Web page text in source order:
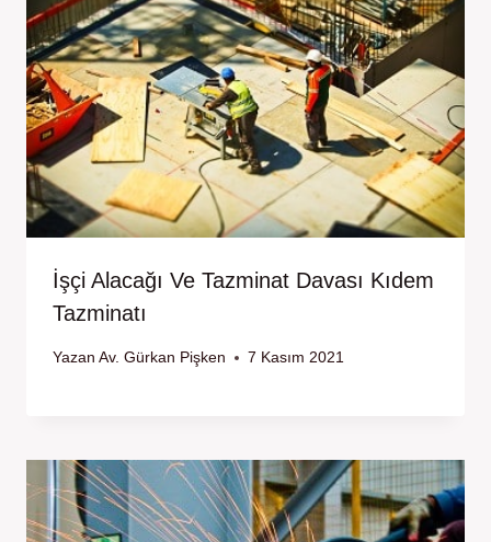
İşçi Alacağı Ve Tazminat Davası Kıdem
Tazminatı
Yazan Av. Gürkan Pişken 7 Kasım 2021